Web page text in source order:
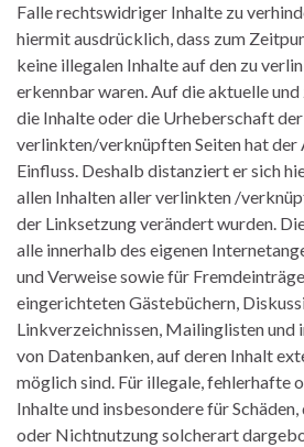
Falle rechtswidriger Inhalte zu
hiermit ausdrücklich, dass zum
keine illegalen Inhalte auf den zu
erkennbar waren. Auf die aktuelle
die Inhalte oder die Urheberschaft der
verlinkten/verknüpften Seiten hat der
Einfluss. Deshalb distanziert er sich
allen Inhalten aller verlinkten /
der Linksetzung verändert wurden.
alle innerhalb des eigenen
und Verweise sowie für
eingerichteten Gästebüchern,
Linkverzeichnissen, Mailinglisten und
von Datenbanken, auf deren Inhalt
möglich sind. Für illegale, fehlerhafte
Inhalte und insbesondere für
oder Nichtnutzung solcherart